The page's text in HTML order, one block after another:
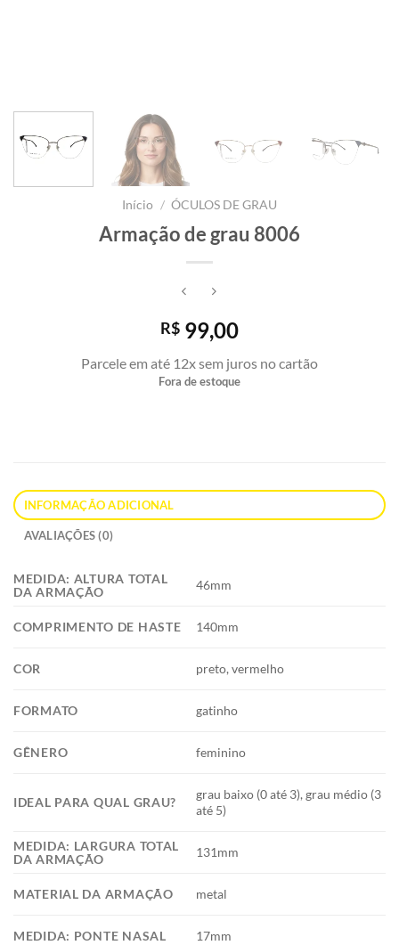
Início / ÓCULOS DE GRAU
Armação de grau 8006
R$ 99,00
Parcele em até 12x sem juros no cartão
Fora de estoque
INFORMAÇÃO ADICIONAL
AVALIAÇÕES (0)
MEDIDA: ALTURA TOTAL
DA ARMAÇÃO
46mm
COMPRIMENTO DE HASTE 140mm
COR preto, vermelho
FORMATO gatinho
GÊNERO feminino
IDEAL PARA QUAL GRAU?
grau baixo (0 até 3), grau médio (3
até 5)
MEDIDA: LARGURA TOTAL
DA ARMAÇÃO
131mm
MATERIAL DA ARMAÇÃO metal
MEDIDA: PONTE NASAL 17mm